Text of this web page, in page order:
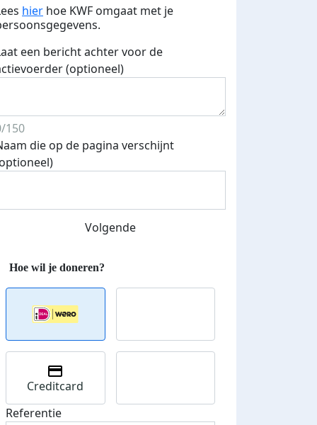
hier hoe KWF omgaat met je
een bericht achter voor de
(optioneel)
150
die op de pagina verschijnt
Volgende
Creditcard
Referentie